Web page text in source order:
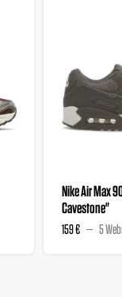
Nike Air Max
Cavestone"
159 € 5